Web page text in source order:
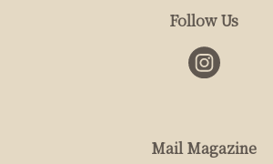
Follow Us
Mail Magazine